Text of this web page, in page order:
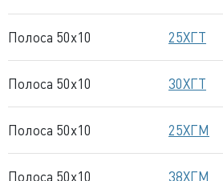
Полоса 50x10 25ХГТ
Полоса 50x10 30ХГТ
Полоса 50x10 25ХГМ
Полоса 50x10 38ХГМ